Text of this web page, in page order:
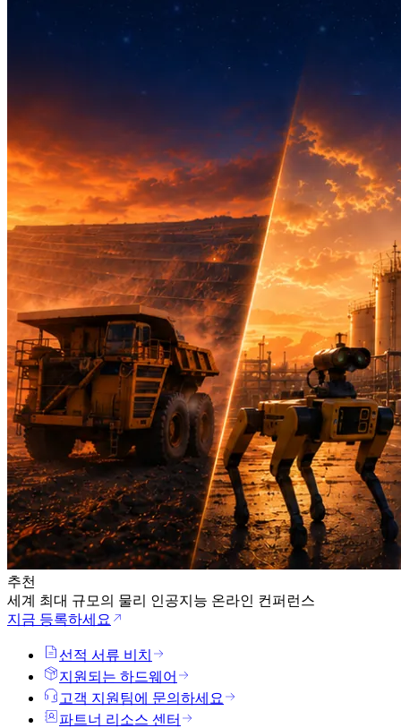
추천
세계 최대 규모의 물리 인공지능 온라인 컨퍼런스
지금 등록하세요
선적 서류 비치
지원되는 하드웨어
고객 지원팀에 문의하세요
파트너 리소스 센터